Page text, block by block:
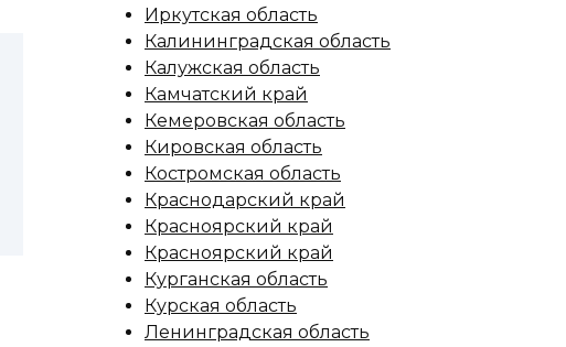
Иркутская область
Калининградская область
Калужская область
Камчатский край
Кемеровская область
Кировская область
Костромская область
Краснодарский край
Красноярский край
Красноярский край
Курганская область
Курская область
Ленинградская область